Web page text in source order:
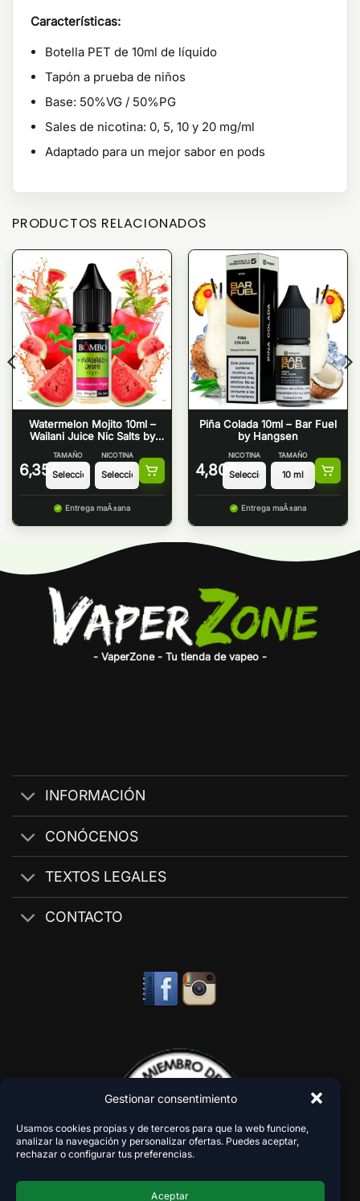
Gestionar consentimiento
Usamos cookies propias y de terceros para que la web funcione,
analizar la navegación y personalizar ofertas. Puedes aceptar,
rechazar o configurar tus preferencias.
Aceptar
Características:
Botella PET de 10ml de líquido
Tapón a prueba de niños
Base: 50%VG / 50%PG
Sales de nicotina: 0, 5, 10 y 20 mg/ml
Adaptado para un mejor sabor en pods
PRODUCTOS RELACIONADOS
Watermelon Mojito 10ml –
Wailani Juice Nic Salts by
Bombo
6,35 €
TAMAÑO NICOTINA
Entrega maÃ±ana
Piña Colada 10ml – Bar Fuel
by Hangsen
4,80 €
NICOTINA TAMAÑO
Entrega maÃ±ana
- VaperZone - Tu tienda de vapeo -
INFORMACIÓN
CONÓCENOS
TEXTOS LEGALES
CONTACTO